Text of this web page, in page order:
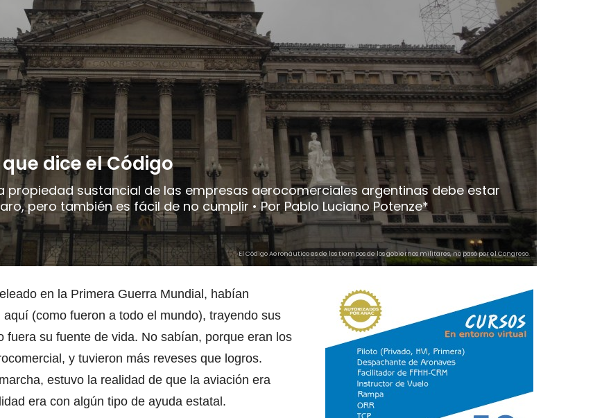
dice el Código
propiedad sustancial de las empresas aerocomerciales argentinas debe estar
pero también es fácil de no cumplir • Por Pablo Luciano Potenze*
El Código Aeronáutico es de los tiempos de los gobiernos militares, no pasó por el Congreso.
en la Primera Guerra Mundial, habían
(como fueron a todo el mundo), trayendo sus
su fuente de vida. No sabían, porque eran los
y tuvieron más reveses que logros.
estuvo la realidad de que la aviación era
era con algún tipo de ayuda estatal.